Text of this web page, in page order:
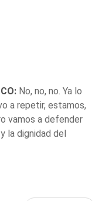
No, no, no. Ya lo
a repetir, estamos,
vamos a defender
la dignidad del